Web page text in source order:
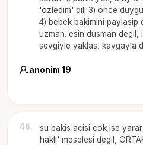
'ozledim' dili 3) once
4) bebek bakimini paylasip
uzman. esin dusman
sevgiyle yaklas, kavgayla
anonim 19
46.
su bakis acisi cok ise
hakli' meselesi degil,